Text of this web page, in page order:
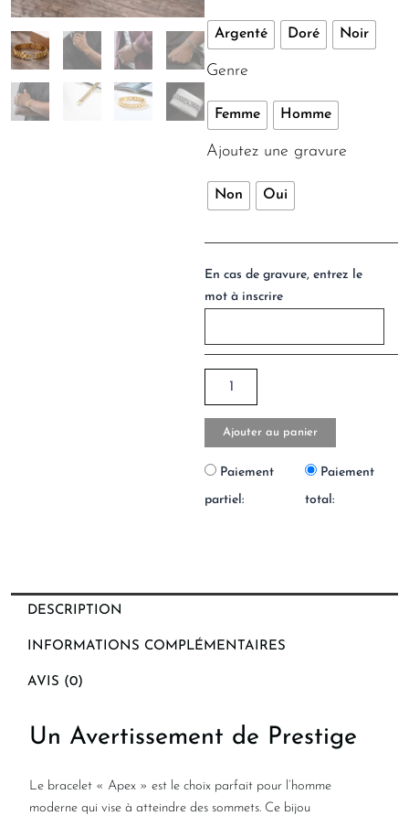
Argenté Doré Noir
Genre
Femme Homme
Ajoutez une gravure
Non Oui
En cas de gravure, entrez le
mot à inscrire
Ajouter au panier
Paiement
partiel:
Paiement
total:
DESCRIPTION
INFORMATIONS COMPLÉMENTAIRES
AVIS (0)
Un Avertissement de Prestige
Le bracelet « Apex » est le choix parfait pour l’homme
moderne qui vise à atteindre des sommets. Ce bijou